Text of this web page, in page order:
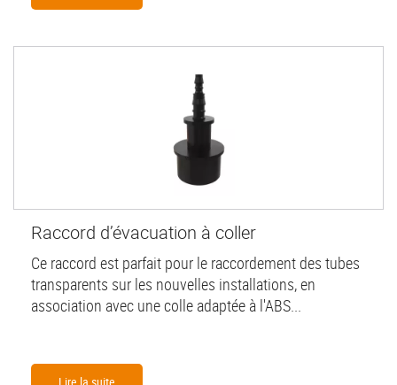
Raccord d’évacuation à coller
Ce raccord est parfait pour le raccordement des tubes
transparents sur les nouvelles installations, en
association avec une colle adaptée à l'ABS...